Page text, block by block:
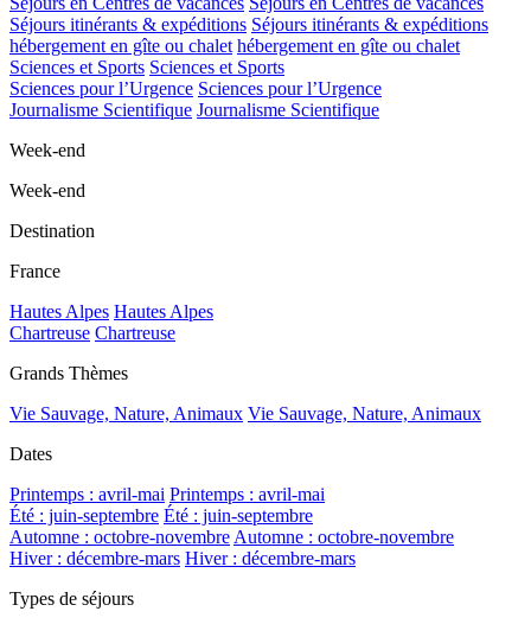
Séjours itinérants & expéditions Séjours itinérants & expéditions
hébergement en gîte ou chalet hébergement en gîte ou chalet
Sciences et Sports Sciences et Sports
Sciences pour l’Urgence Sciences pour l’Urgence
Journalisme Scientifique Journalisme Scientifique
Week-end
Week-end
Destination
France
Hautes Alpes Hautes Alpes
Chartreuse Chartreuse
Grands Thèmes
Vie Sauvage, Nature, Animaux Vie Sauvage, Nature, Animaux
Dates
Printemps : avril-mai Printemps : avril-mai
Été : juin-septembre Été : juin-septembre
Automne : octobre-novembre Automne : octobre-novembre
Hiver : décembre-mars Hiver : décembre-mars
Types de séjours